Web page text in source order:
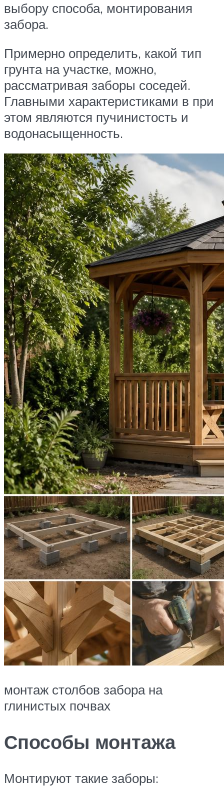
выбору способа, монтирования
забора.
Примерно определить, какой тип
грунта на участке, можно,
рассматривая заборы соседей.
Главными характеристиками в при
этом являются пучинистость и
водонасыщенность.
монтаж столбов забора на
глинистых почвах
Способы монтажа
Монтируют такие заборы: